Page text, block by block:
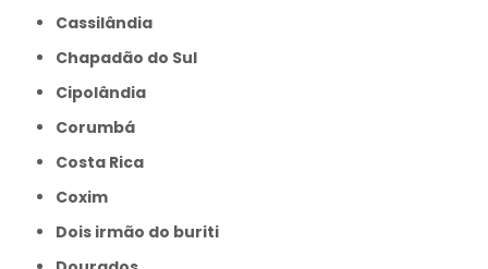
Cassilândia
Chapadão do Sul
Cipolândia
Corumbá
Costa Rica
Coxim
Dois irmão do buriti